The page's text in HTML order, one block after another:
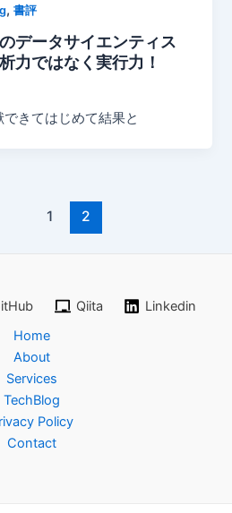
,書評
データサイエンティス
力ではなく実行力！
きてはじめて結果と
1 2
Qiita
Linkedin
Home
About
Services
TechBlog
Policy
Contact